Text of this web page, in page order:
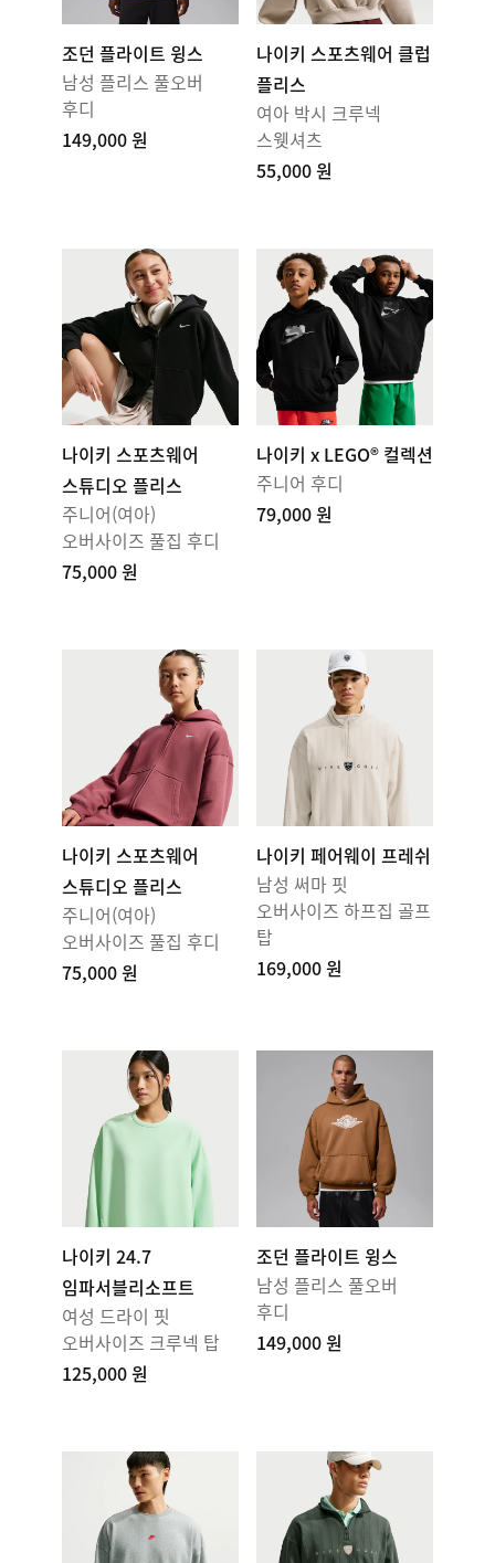
조던 플라이트 윙스
남성 플리스 풀오버
후디
149,000 원
나이키 스포츠웨어 클럽
플리스
여아 박시 크루넥
스웻셔츠
55,000 원
나이키 스포츠웨어
스튜디오 플리스
주니어(여아)
오버사이즈 풀집 후디
75,000 원
나이키 x LEGO® 컬렉션
주니어 후디
79,000 원
나이키 스포츠웨어
스튜디오 플리스
주니어(여아)
오버사이즈 풀집 후디
75,000 원
나이키 페어웨이 프레쉬
남성 써마 핏
오버사이즈 하프집 골프
탑
169,000 원
나이키 24.7
임파서블리소프트
여성 드라이 핏
오버사이즈 크루넥 탑
125,000 원
조던 플라이트 윙스
남성 플리스 풀오버
후디
149,000 원